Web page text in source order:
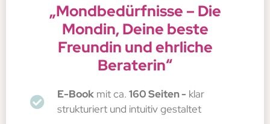
„Mondbedürfnisse – Die
Mondin, Deine beste
Freundin und ehrliche
Beraterin“
E-Book mit ca. 160 Seiten - klar
strukturiert und intuitiv gestaltet